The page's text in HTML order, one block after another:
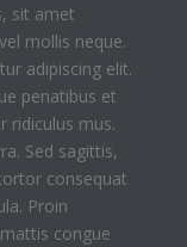
sit amet
mollis neque.
adipiscing elit.
penatibus et
ridiculus mus.
Sed sagittis,
consequat
Proin
congue